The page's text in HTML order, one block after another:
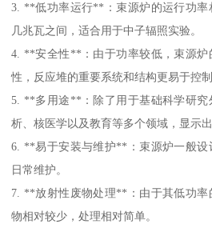
3. **低功率运行**：束源炉的运行功率
几兆瓦之间，适合用于中子辐照实验。
4. **安全性**：由于功率较低，束源炉
性，反应堆的重要系统和结构更易于控制
5. **多用途**：除了用于基础科学研究
析、核医学以及教育等多个领域，显示出
6. **易于安装与维护**：束源炉一般设
日常维护。
7. **放射性废物处理**：由于其低功率
物相对较少，处理相对简单。